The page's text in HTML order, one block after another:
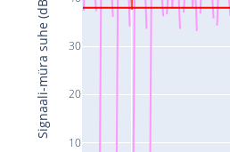
10
20
30
Signaali-müra suhe (dB)